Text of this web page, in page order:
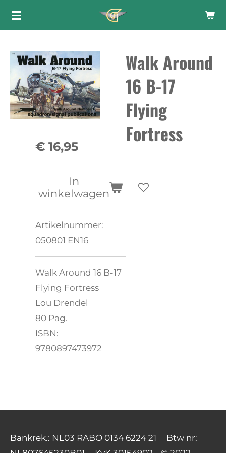
Ga
de
hoofdinhoud
Walk Around
16 B-17
Flying
Fortress
€ 16,95
In
winkelwagen
Artikelnummer:
050801 EN16
Walk Around 16 B-17
Flying Fortress
Lou Drendel
80 Pag.
ISBN:
9780897473972
Bankrek.: NL03 RABO 0134 6224 21 Btw nr: